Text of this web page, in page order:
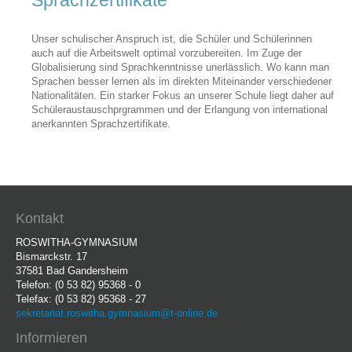
Vorstellung der Schule und Fotorundgang
Bildergalerie
Abiturjahrgänge
Verpflegung
Sprachzertifikate
Qualifikationsphase
Studium Niedersachsen
INFORMATIONEN FÜR GRUNDSCHULELTERN
Unser schulischer Anspruch ist, die Schüler und Schülerinnen
auch auf die Arbeitswelt optimal vorzubereiten. Im Zuge der
Globalisierung sind Sprachkenntnisse unerlässlich. Wo kann man
Sprachen besser lernen als im direkten Miteinander verschiedener
Nationalitäten. Ein starker Fokus an unserer Schule liegt daher auf
Schüleraustauschprgrammen und der Erlangung von international
anerkannten Sprachzertifikate.
Kontakt
ROSWITHA-GYMNASIUM
Bismarckstr. 17
37581 Bad Gandersheim
Telefon: (0 53 82) 95368 - 0
Telefax: (0 53 82) 95368 - 27
sekretariat.roswitha.gymnasium@t-online.de
Informieren